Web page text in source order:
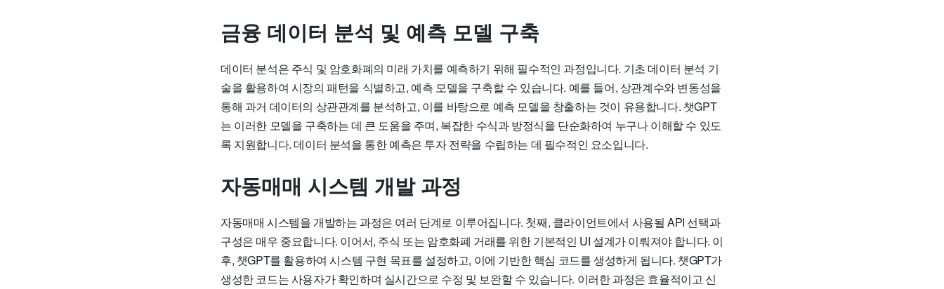
금융 데이터 분석 및 예측 모델 구축
데이터 분석은 주식 및 암호화폐의 미래 가치를 예측하기 위해 필수적인 과정입니다. 기초 데이터 분석 기
술을 활용하여 시장의 패턴을 식별하고, 예측 모델을 구축할 수 있습니다. 예를 들어, 상관계수와 변동성을
통해 과거 데이터의 상관관계를 분석하고, 이를 바탕으로 예측 모델을 창출하는 것이 유용합니다. 챗GPT
는 이러한 모델을 구축하는 데 큰 도움을 주며, 복잡한 수식과 방정식을 단순화하여 누구나 이해할 수 있도
록 지원합니다. 데이터 분석을 통한 예측은 투자 전략을 수립하는 데 필수적인 요소입니다.
자동매매 시스템 개발 과정
자동매매 시스템을 개발하는 과정은 여러 단계로 이루어집니다. 첫째, 클라이언트에서 사용될 API 선택과
구성은 매우 중요합니다. 이어서, 주식 또는 암호화폐 거래를 위한 기본적인 UI 설계가 이뤄져야 합니다. 이
후, 챗GPT를 활용하여 시스템 구현 목표를 설정하고, 이에 기반한 핵심 코드를 생성하게 됩니다. 챗GPT가
생성한 코드는 사용자가 확인하며 실시간으로 수정 및 보완할 수 있습니다. 이러한 과정은 효율적이고 신